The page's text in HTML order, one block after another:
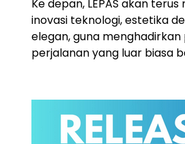
Ke depan, LEPAS akan
inovasi teknologi, estetika
elegan, guna
perjalanan yang luar biasa